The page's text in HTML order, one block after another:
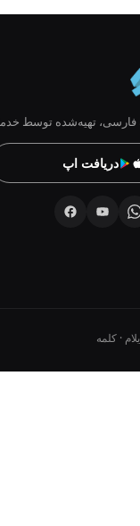
فارسی، تهیه‌شده توسط
دریافت اپ